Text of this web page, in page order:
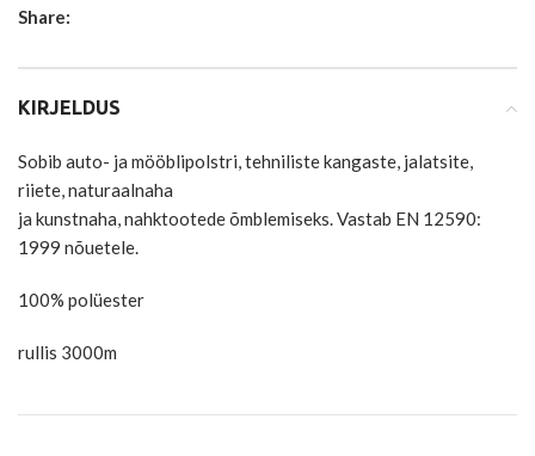
Share:
KIRJELDUS
Sobib auto- ja mööblipolstri, tehniliste kangaste, jalatsite,
riiete, naturaalnaha
ja kunstnaha, nahktootede õmblemiseks. Vastab EN 12590:
1999 nõuetele.
100% polüester
rullis 3000m